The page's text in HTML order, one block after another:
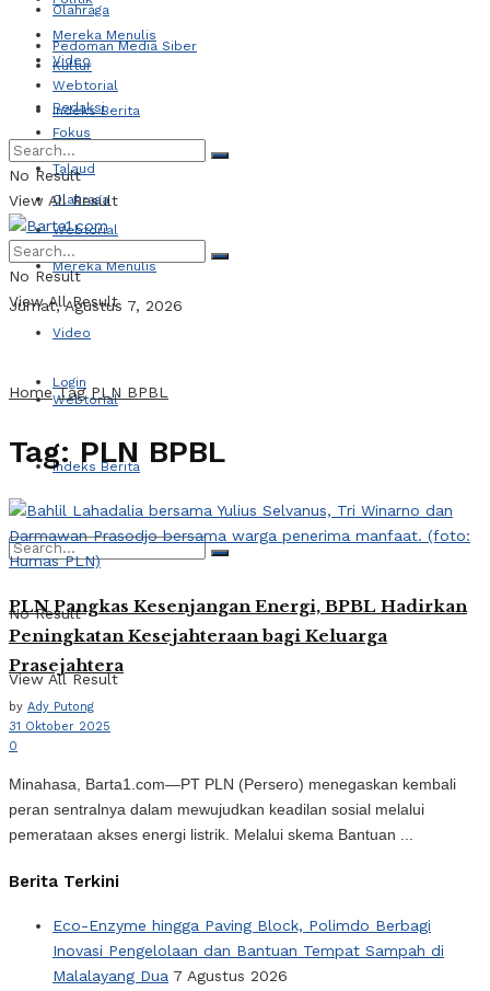
Pedoman Media Siber
Redaksi
Talaud
Webtorial
Jumat, Agustus 7, 2026
Login
Kultur
Fokus
Olahraga
Mereka Menulis
Video
Webtorial
Indeks Berita
No Result
View All Result
Olahraga
Mereka Menulis
Video
Webtorial
Indeks Berita
No Result
View All Result
No Result
View All Result
Home Tag PLN BPBL
Tag: PLN BPBL
PLN Pangkas Kesenjangan Energi, BPBL Hadirkan
Peningkatan Kesejahteraan bagi Keluarga
Prasejahtera
by Ady Putong
31 Oktober 2025
0
Minahasa, Barta1.com—PT PLN (Persero) menegaskan kembali
peran sentralnya dalam mewujudkan keadilan sosial melalui
pemerataan akses energi listrik. Melalui skema Bantuan ...
Berita Terkini
Eco-Enzyme hingga Paving Block, Polimdo Berbagi
Inovasi Pengelolaan dan Bantuan Tempat Sampah di
Malalayang Dua 7 Agustus 2026